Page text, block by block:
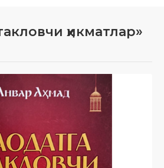
ҳикматлар»